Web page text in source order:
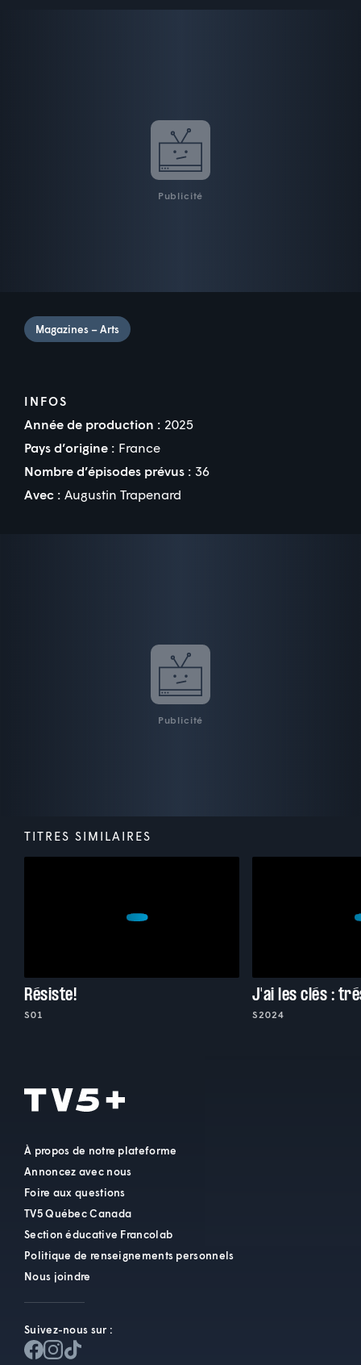
Publicité
Magazines – Arts
INFOS
Année de production : 2025
Pays d’origine : France
Nombre d’épisodes prévus : 36
Avec : Augustin Trapenard
Publicité
TITRES SIMILAIRES
Résiste!
S01 S2024
À propos de notre plateforme
Annoncez avec nous
Foire aux questions
TV5 Québec Canada
Section éducative Francolab
Politique de renseignements personnels
Nous joindre
Suivez-nous sur :